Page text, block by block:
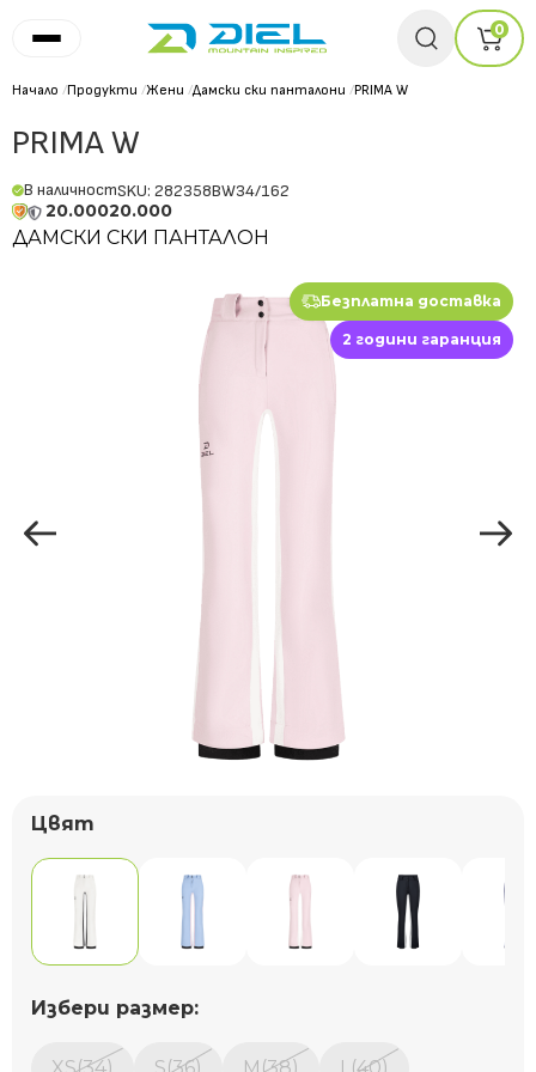
0
Начало /Продукти /Жени /Дамски ски панталони /PRIMA W
PRIMA W
В наличностSKU: 282358BW34/162
20.00020.000
ДАМСКИ СКИ ПАНТАЛОН
Безплатна доставка
2 години гаранция
Цвят
Избери размер: